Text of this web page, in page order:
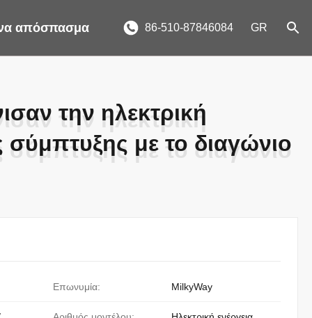
απόσπασμα 86-510-87846084 GR
την ηλεκτρική
με το διαγώνιο
την ηλεκτρική
με το διαγώνιο
Επωνυμία: MilkyWay